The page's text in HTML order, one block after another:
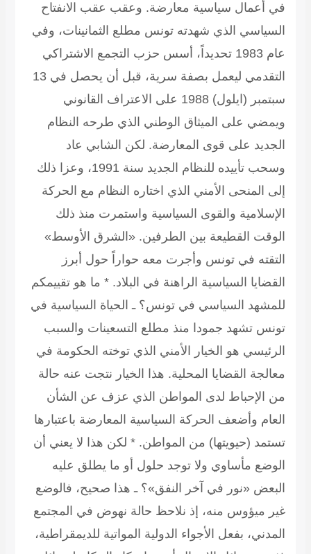
أعمال سياسية معارضة. وعقب عقب الانفتاح
الذي شهدته تونس مطلع الثمانينات، وفي
عام 1983 تحديداً، أسس حزب التجمع الاشتراكي
التقدمي ليعمل بصفة سرية، قبل أن يحصل في 13
سبتمبر (ايلول) 1988 على الاعتراف القانوني
على الميثاق الوطني الذي طرحه النظام
على قوى المعارضة. لكن الشابي عاد
وسحب تأييده للنظام الجديد سنة 1991، وعزا ذلك
المنحى الأمني الذي اختاره النظام مع الحركة
والقوى السياسية واستمرت منذ ذلك
القطيعة بين الطرفين. «الشرق الأوسط»
في تونس وأجرت معه حواراً حول أبرز
السياسية الراهنة في البلاد. * ما هو تقييمكم
السياسي في تونس؟ـ الحياة السياسية في
تشهد جمودا منذ مطلع التسعينات والسبب
هو الخيار الأمني الذي توخته الحكومة في
القضايا المحلية. هذا الخيار نتجت عنه حالة
الإحباط لدى المواطن الذي عزف عن الشأن
وأضعف الحركة السياسية المعارضة باعتبارها
(حيويتها) من المواطن. * لكن هذا لا يعني أن
مأساوي ولا توجد حلول أو ما يطلق عليه
«نور في آخر النفق»؟ـ هذا صحيح، فالوضع
ميؤوس منه، إذ نلاحظ حالة نهوض في المجتمع
بفعل الأجواء الدولية المواتية للديمقراطية،